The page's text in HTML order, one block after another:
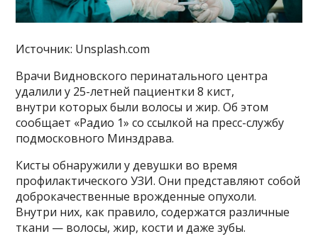
Источник: Unsplash.com
Врачи Видновского перинатального центра
удалили у 25-летней пациентки 8 кист,
внутри которых были волосы и жир. Об этом
сообщает «Радио 1» со ссылкой на пресс-службу
подмосковного Минздрава.
Кисты обнаружили у девушки во время
профилактического УЗИ. Они представляют собой
доброкачественные врожденные опухоли.
Внутри них, как правило, содержатся различные
ткани — волосы, жир, кости и даже зубы.